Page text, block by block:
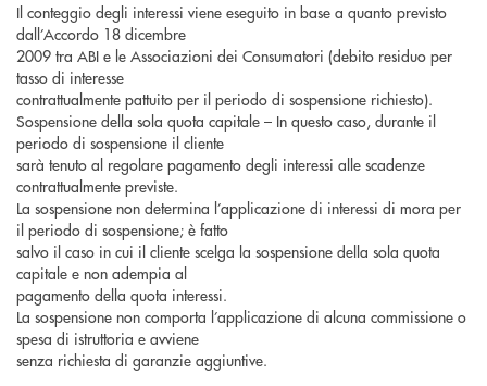
Il conteggio degli interessi viene eseguito in base a quanto previsto
dall’Accordo 18 dicembre
2009 tra ABI e le Associazioni dei Consumatori (debito residuo per
tasso di interesse
contrattualmente pattuito per il periodo di sospensione richiesto).
Sospensione della sola quota capitale – In questo caso, durante il
periodo di sospensione il cliente
sarà tenuto al regolare pagamento degli interessi alle scadenze
contrattualmente previste.
La sospensione non determina l’applicazione di interessi di mora per
il periodo di sospensione; è fatto
salvo il caso in cui il cliente scelga la sospensione della sola quota
capitale e non adempia al
pagamento della quota interessi.
La sospensione non comporta l’applicazione di alcuna commissione o
spesa di istruttoria e avviene
senza richiesta di garanzie aggiuntive.